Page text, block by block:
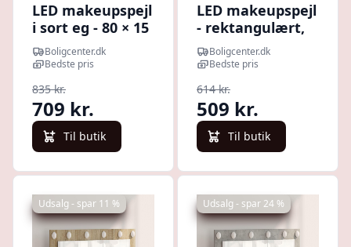
LED makeupspejl
i sort eg - 80 × 15
× 18 cm, glas og
konstrueret træ
Boligcenter.dk
Bedste pris
835 kr.
709 kr.
Til butik
LED makeupspejl
- rektangulært,
røget eg, 60 × 45
× 18 cm
Boligcenter.dk
Bedste pris
614 kr.
509 kr.
Til butik
Udsalg - spar 11 % Udsalg - spar 24 %